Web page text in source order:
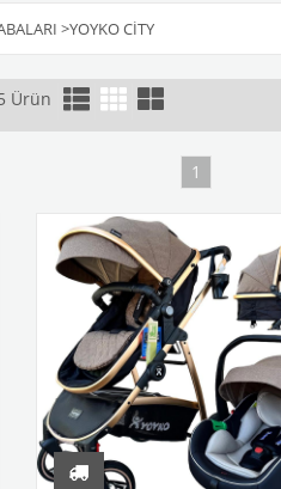
>YOYKO CITY
Ürün
1